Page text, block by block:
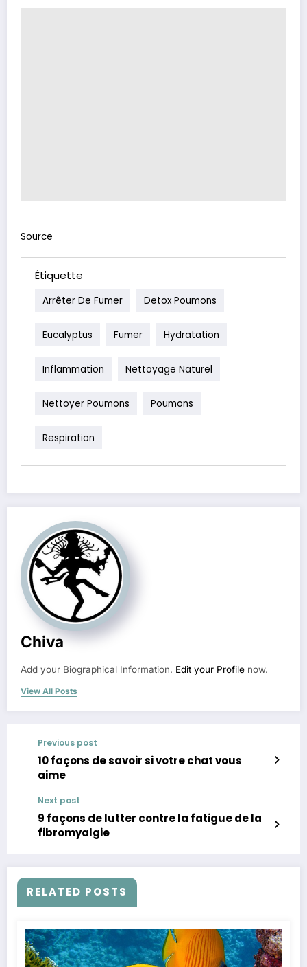
Source
Étiquette
Arrêter De Fumer Detox Poumons
Eucalyptus Fumer Hydratation
Inflammation Nettoyage Naturel
Nettoyer Poumons Poumons
Respiration
Chiva
Add your Biographical Information. Edit your Profile now.
View All Posts
Previous post
10 façons de savoir si votre chat vous
aime
Next post
9 façons de lutter contre la fatigue de la
fibromyalgie
RELATED POSTS